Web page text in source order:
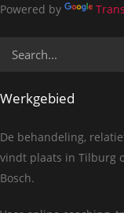
Powered by
Werkgebied
De behandeling,
vindt plaats in Tilburg
Bosch.